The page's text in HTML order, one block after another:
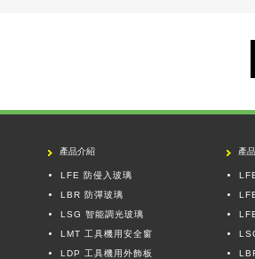
產品介紹
LFE 防侵入玻璃
LBR 防彈玻璃
LSG 智能調光玻璃
LMT 工具機用安全窗
LDP 工具機用外飾板
產